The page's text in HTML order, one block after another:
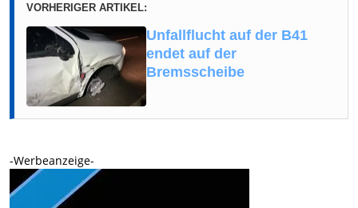
VORHERIGER ARTIKEL:
Unfallflucht auf der B41
endet auf der
Bremsscheibe
-Werbeanzeige-